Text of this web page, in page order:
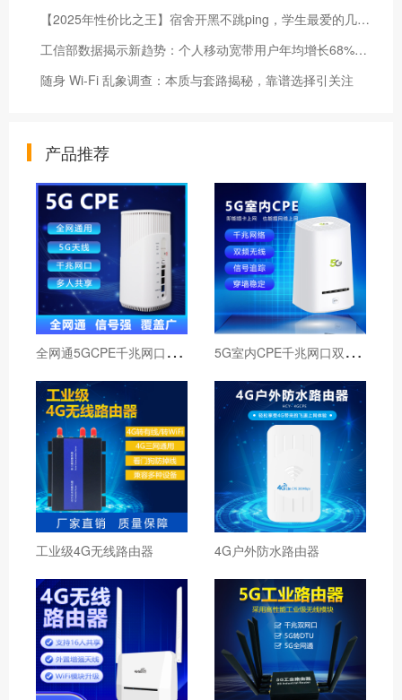
【2025年性价比之王】宿舍开黑不跳ping，学生最爱的几款4G随身WiFi
工信部数据揭示新趋势：个人移动宽带用户年均增长68%，成数字生活新基石
随身 Wi-Fi 乱象调查：本质与套路揭秘，靠谱选择引关注
产品推荐
全
网通5GCPE千兆网口WIFI6 5
G室内CPE千兆网口双频无线路由器
工业级4G无线路由器 4G户外防水路由器